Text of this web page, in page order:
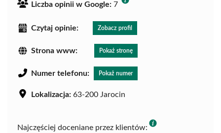
Liczba opinii w Google: 7
Czytaj opinie: Zobacz profil
Strona www: Pokaż stronę
Numer telefonu: Pokaż numer
Lokalizacja: 63-200 Jarocin
Najczęściej doceniane przez klientów: